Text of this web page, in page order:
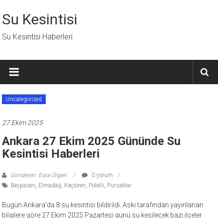
geç
Su Kesintisi
Su Kesintisi Haberleri
Uncategorized
27 Ekim 2025
Ankara 27 Ekim 2025 Gününde Su
Kesintisi Haberleri
Gönderen: Esra Örgen
0 yorum
Beypazarı, Elmadağ, Keçiören, Polatlı, Pursaklar
Bugün Ankara’da 8 su kesintisi bildirildi. Aski tarafından yayınlanan
bilgilere göre 27 Ekim 2025 Pazartesi günü su kesilecek bazı ilçeler